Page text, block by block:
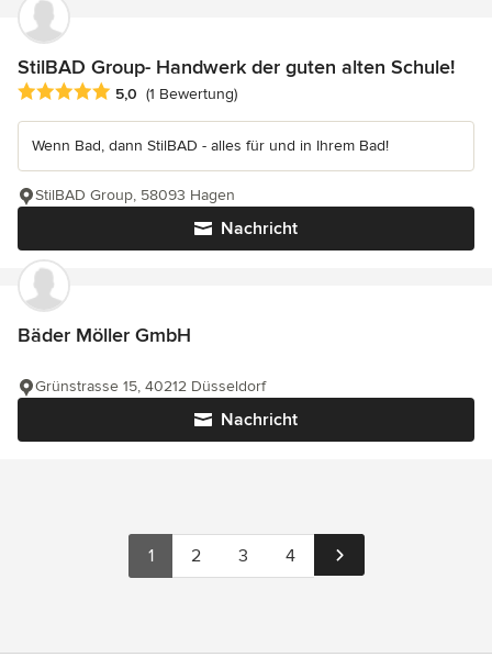
StilBAD Group- Handwerk der guten alten Schule!
Durchschnittliche Bewertung: 5 von 5 Sternen
5,0 (1 Bewertung)
Wenn Bad, dann StilBAD - alles für und in Ihrem Bad!
Nachricht
StilBAD Group, 58093 Hagen
Bäder Möller GmbH
Nachricht
Grünstrasse 15, 40212 Düsseldorf
1 2 3 4